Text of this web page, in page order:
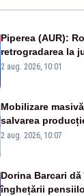
Piperea (AUR):
retrogradarea la
catastrofă pentru
2 aug. 2026, 10:01
Mobilizare
salvarea
va detona o
2 aug. 2026, 10:07
Dorina Barcari
înghețării